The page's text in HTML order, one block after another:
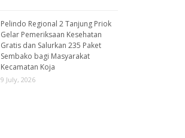
Pelindo Regional 2 Tanjung Priok
Gelar Pemeriksaan Kesehatan
Gratis dan Salurkan 235 Paket
Sembako bagi Masyarakat
Kecamatan Koja
9 July, 2026